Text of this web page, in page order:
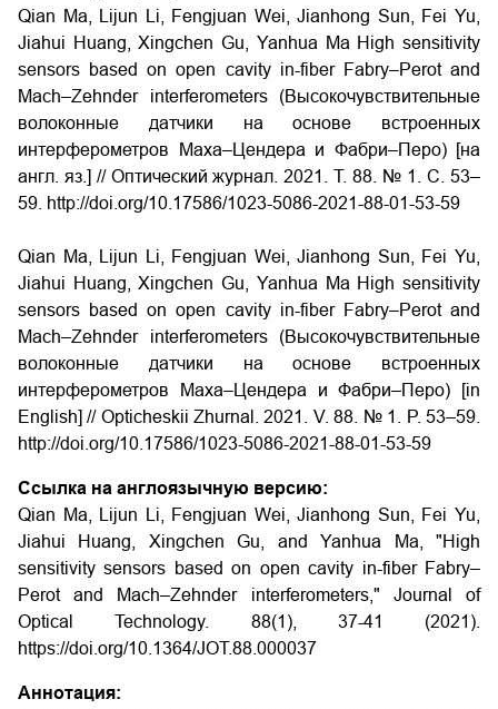
Qian Ma, Lijun Li, Fengjuan Wei, Jianhong Sun, Fei Yu,
Jiahui Huang, Xingchen Gu, Yanhua Ma High sensitivity
sensors based on open cavity in-fiber Fabry–Perot and
Mach–Zehnder interferometers (Высокочувствительные
волоконные датчики на основе встроенных
интерферометров Маха–Цендера и Фабри–Перо) [на
англ. яз.] // Оптический журнал. 2021. Т. 88. № 1. С. 53–
59. http://doi.org/10.17586/1023-5086-2021-88-01-53-59
Qian Ma, Lijun Li, Fengjuan Wei, Jianhong Sun, Fei Yu,
Jiahui Huang, Xingchen Gu, Yanhua Ma High sensitivity
sensors based on open cavity in-fiber Fabry–Perot and
Mach–Zehnder interferometers (Высокочувствительные
волоконные датчики на основе встроенных
интерферометров Маха–Цендера и Фабри–Перо) [in
English] // Opticheskii Zhurnal. 2021. V. 88. № 1. P. 53–59.
http://doi.org/10.17586/1023-5086-2021-88-01-53-59
Ссылка на англоязычную версию:
Qian Ma, Lijun Li, Fengjuan Wei, Jianhong Sun, Fei Yu,
Jiahui Huang, Xingchen Gu, and Yanhua Ma, "High
sensitivity sensors based on open cavity in-fiber Fabry–
Perot and Mach–Zehnder interferometers," Journal of
Optical Technology. 88(1), 37-41 (2021).
https://doi.org/10.1364/JOT.88.000037
Аннотация: